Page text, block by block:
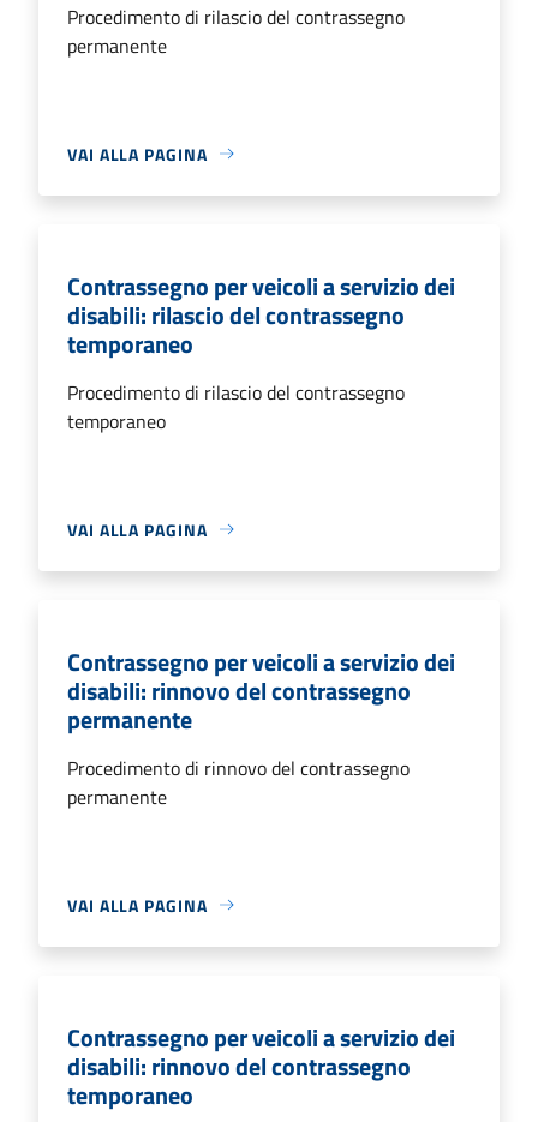
Procedimento di rilascio del contrassegno
permanente
VAI ALLA PAGINA
Contrassegno per veicoli a servizio dei
disabili: rilascio del contrassegno
temporaneo
Procedimento di rilascio del contrassegno
temporaneo
VAI ALLA PAGINA
Contrassegno per veicoli a servizio dei
disabili: rinnovo del contrassegno
permanente
Procedimento di rinnovo del contrassegno
permanente
VAI ALLA PAGINA
Contrassegno per veicoli a servizio dei
disabili: rinnovo del contrassegno
temporaneo